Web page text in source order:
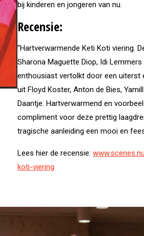
bij kinderen en jongeren van nu.
Recensie:
“Hartverwarmende Keti Koti viering.
Sharona Maguette Diop, Idi
enthousiast vertolkt door een uiterst
uit Floyd Koster, Anton de Bies,
Daantje. Hartverwarmend en
compliment voor deze prettig
tragische aanleiding een mooi en
Lees hier de recensie:
koti-viering